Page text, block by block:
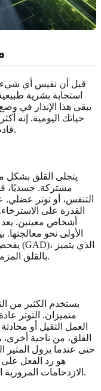
قبل أن نقيس أي شيء،
استجابة بشرية
يبقى هذا الإنذار في
حياتك اليومية. إنه
قادم؛ إنه حالة مستمرة من الترقب أو الانزعاج.
يتجلى القلق
مشتركة. جسديًا،
التنفس، أو توتر عضلي.
القدرة على
أشخاص معينين.
الأولى نحو
بالقلق المزمن والمفرط حول جوانب مختلفة من الحياة.
يستخدم الكثير من
متميزان. التوتر
العمل الثقيل أو
القلق، من ناحية أخرى،
حتى عندما يزول المثير
هو رد الفعل على
الازدحامات المرورية المستقبلية حتى عندما تكون الطرق واضحة.